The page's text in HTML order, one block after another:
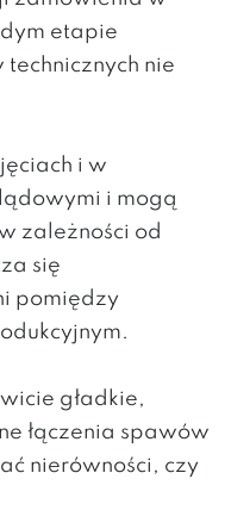
etapie
nie
i w
i mogą
zależności od
się
pomiędzy
gładkie,
łączenia spawów
nierówności, czy